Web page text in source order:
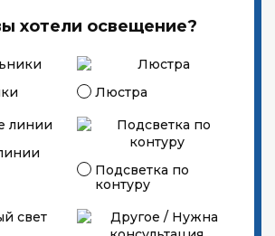
хотели освещение?
Люстра
Подсветка по
контуру